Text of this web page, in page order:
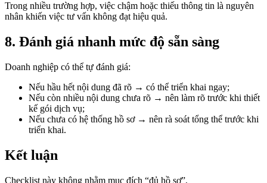
Trong nhiều trường hợp, việc chậm hoặc thiếu thông tin là nguyên
nhân khiến việc tư vấn không đạt hiệu quả.
8. Đánh giá nhanh mức độ sẵn sàng
Doanh nghiệp có thể tự đánh giá:
Nếu hầu hết nội dung đã rõ → có thể triển khai ngay;
Nếu còn nhiều nội dung chưa rõ → nên làm rõ trước khi thiết
kế gói dịch vụ;
Nếu chưa có hệ thống hồ sơ → nên rà soát tổng thể trước khi
triển khai.
Kết luận
Checklist này không nhằm mục đích “đủ hồ sơ”,